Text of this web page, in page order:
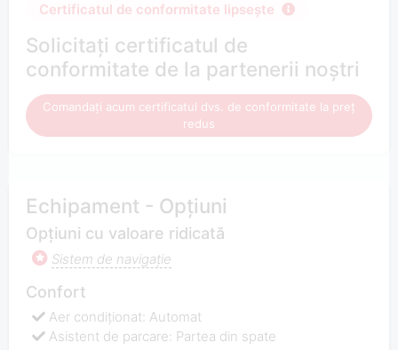
Certificatul de conformitate lipsește
Solicitați certificatul de
conformitate de la partenerii noștri
Comandați acum certificatul dvs. de conformitate la preț
redus
Echipament - Opțiuni
Opțiuni cu valoare ridicată
Sistem de navigaţie
Confort
Aer condiționat: Automat
Asistent de parcare: Partea din spate